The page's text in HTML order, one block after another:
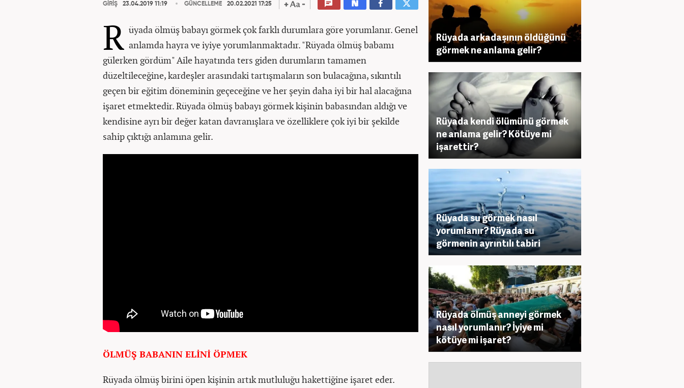
GİRİŞ 23.04.2019 11:19 GÜNCELLEME 20.02.2021 17:25
R üyada ölmüş babayı görmek çok farklı durumlara göre yorumlanır. Genel
anlamda hayra ve iyiye yorumlanmaktadır. "Rüyada ölmüş babamı
gülerken gördüm" Aile hayatında ters giden durumların tamamen
düzeltileceğine, kardeşler arasındaki tartışmaların son bulacağına, sıkıntılı
geçen bir eğitim döneminin geçeceğine ve her şeyin daha iyi bir hal alacağına
işaret etmektedir. Rüyada ölmüş babayı görmek kişinin babasından aldığı ve
kendisine ayrı bir değer katan davranışlara ve özelliklere çok iyi bir şekilde
sahip çıktığı anlamına gelir.
ÖLMÜŞ BABANIN ELİNİ ÖPMEK
Rüyada ölmüş birini öpen kişinin artık mutluluğu hakettiğine işaret eder.
Rüyada arkadaşının öldüğünü
görmek ne anlama gelir?
Rüyada kendi ölümünü görmek
ne anlama gelir? Kötüye mi
işarettir?
Rüyada su görmek nasıl
yorumlanır? Rüyada su
görmenin ayrıntılı tabiri
Rüyada ölmüş anneyi görmek
nasıl yorumlanır? İyiye mi
kötüye mi işaret?